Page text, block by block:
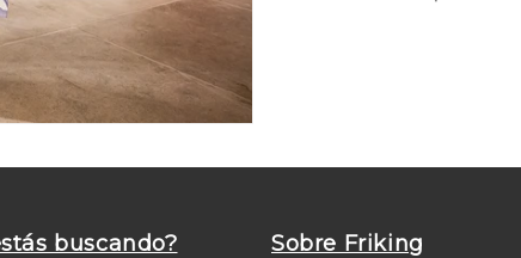
buscando? Sobre Friking